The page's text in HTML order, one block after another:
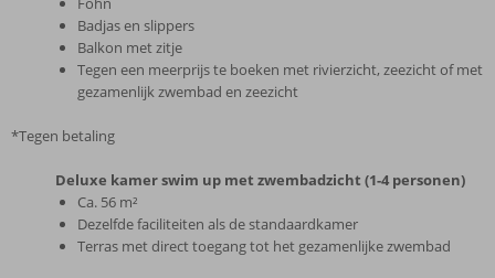
Badjas en slippers
Balkon met zitje
Tegen een meerprijs te boeken met rivierzicht, zeezicht of met
gezamenlijk zwembad en zeezicht
*Tegen betaling
Deluxe kamer swim up met zwembadzicht (1-4 personen)
Ca. 56 m²
Dezelfde faciliteiten als de standaardkamer
Terras met direct toegang tot het gezamenlijke zwembad